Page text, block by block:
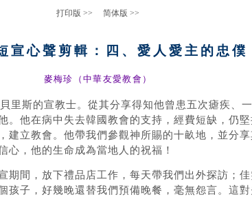
打印版 >> 简体版 >>
宣心聲剪輯：四、愛人愛主的忠僕
麥梅珍（中華友愛教會）
里斯的宣教士。從其分享得知他曾患五次瘧疾、一
。他在病中失去韓國教會的支持，經費短缺，仍
建立教會。他帶我們參觀神所賜的十畝地，並分
心，他的生命成為當地人的祝福！
期間，放下禮品店工作，每天帶我們出外探訪；
孩子，好幾晚還替我們預備晚餐，毫無怨言。這